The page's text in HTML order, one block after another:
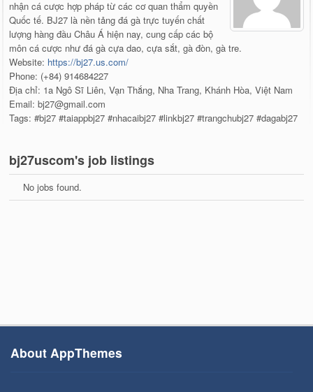
nhận cá cược hợp pháp từ các cơ quan thẩm quyền
Quốc tế. BJ27 là nền tảng đá gà trực tuyến chất
lượng hàng đầu Châu Á hiện nay, cung cấp các bộ
môn cá cược như đá gà cựa dao, cựa sắt, gà đòn, gà tre.
Website: https://bj27.us.com/
Phone: (+84) 914684227
Địa chỉ: 1a Ngô Sĩ Liên, Vạn Thắng, Nha Trang, Khánh Hòa, Việt Nam
Email: bj27@gmail.com
Tags: #bj27 #taiappbj27 #nhacaibj27 #linkbj27 #trangchubj27 #dagabj27
bj27uscom's job listings
No jobs found.
About AppThemes